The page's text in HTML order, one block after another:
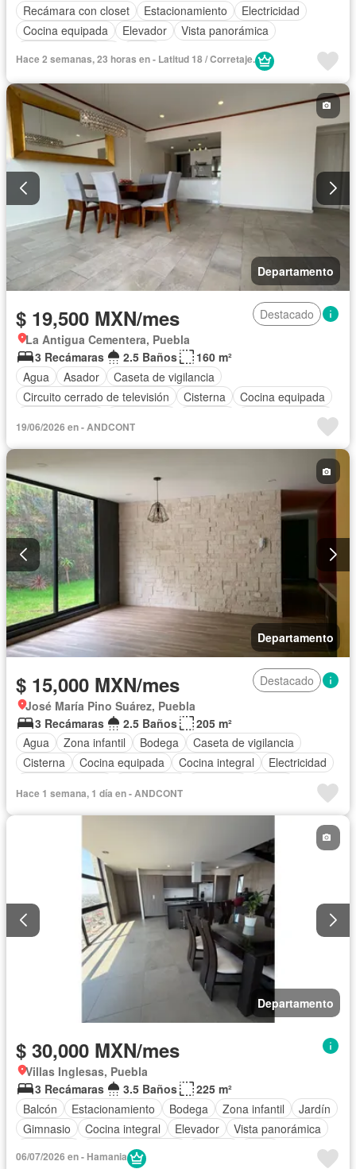
Recámara con closet
Estacionamiento
Electricidad
Cocina equipada
Elevador
Vista panorámica
Hace 2 semanas, 23 horas en - Latitud 18 / Corretaje.
Departamento
$ 19,500 MXN/mes
Destacado
La Antigua Cementera, Puebla
3 Recámaras
2.5 Baños
160 m²
Agua
Asador
Caseta de vigilancia
Circuito cerrado de televisión
Cisterna
Cocina equipada
Estacionamiento
Gas natural
Gimnasio
Vista panorámica
Parcialmente amueblado
19/06/2026 en - ANDCONT
Departamento
$ 15,000 MXN/mes
Destacado
José María Pino Suárez, Puebla
3 Recámaras
2.5 Baños
205 m²
Agua
Zona infantil Bodega
Caseta de vigilancia
Cisterna
Cocina equipada Cocina integral
Electricidad
Recámara con closet
Sala polivalente
Wifi
Hace 1 semana, 1 día en - ANDCONT
Departamento
$ 30,000 MXN/mes
Villas Inglesas, Puebla
3 Recámaras
3.5 Baños
225 m²
Balcón
Estacionamiento Bodega Zona infantil
Jardín
Gimnasio
Cocina integral Elevador
Vista panorámica
Cuarto de servicio
06/07/2026 en - Hamania